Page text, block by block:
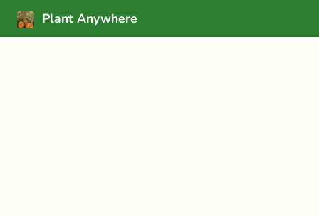
Plant Anywhere